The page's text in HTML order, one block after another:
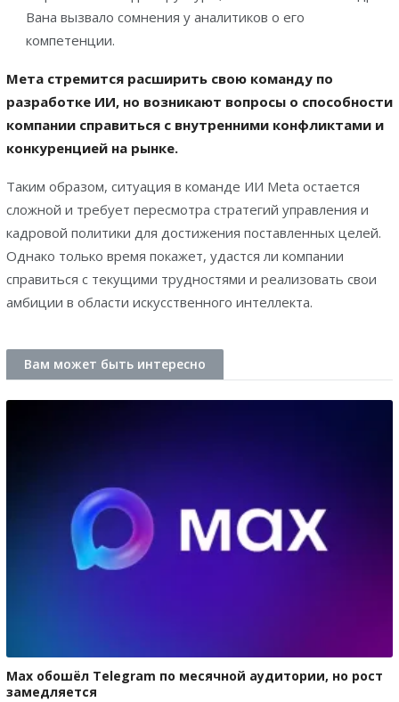
Вана вызвало сомнения у аналитиков о его
компетенции.
Mета стремится расширить свою команду по
разработке ИИ, но возникают вопросы о способности
компании справиться с внутренними конфликтами и
конкуренцией на рынке.
Таким образом, ситуация в команде ИИ Meta остается
сложной и требует пересмотра стратегий управления и
кадровой политики для достижения поставленных целей.
Однако только время покажет, удастся ли компании
справиться с текущими трудностями и реализовать свои
амбиции в области искусственного интеллекта.
Вам может быть интересно
Max обошёл Telegram по месячной аудитории, но рост
замедляется